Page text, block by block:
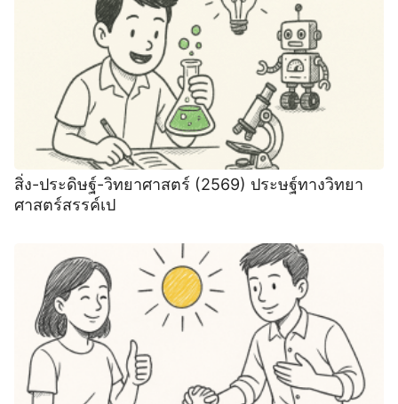
สิ่ง-ประดิษฐ์-วิทยาศาสตร์ (2569) ประษฐ์ทางวิทยา
ศาสตร์สรรค์เป